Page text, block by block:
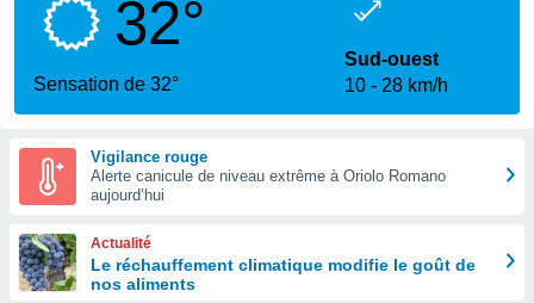
32°
Sensation de 32°
Sud-ouest
10
28 km/h
Vigilance rouge
Alerte canicule de niveau extrême à Oriolo Romano
aujourd’hui
Actualité
Le réchauffement climatique modifie le goût de
nos aliments